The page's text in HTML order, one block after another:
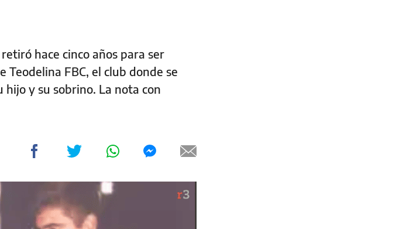
hace cinco años para ser
FBC, el club donde se
hijo y su sobrino. La nota con